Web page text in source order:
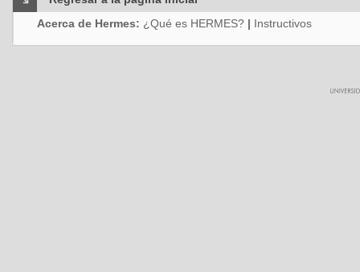
Acerca de Hermes: ¿Qué es HERMES? | Instructivos